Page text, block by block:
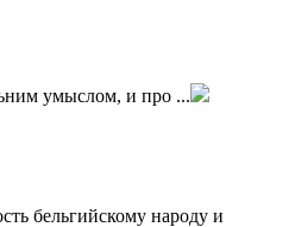
умыслом, и про ...
бельгийскому народу и